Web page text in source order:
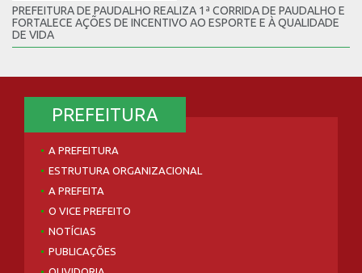
PREFEITURA DE PAUDALHO REALIZA 1ª CORRIDA DE PAUDALHO E
FORTALECE AÇÕES DE INCENTIVO AO ESPORTE E À QUALIDADE
DE VIDA
PREFEITURA
A PREFEITURA
ESTRUTURA ORGANIZACIONAL
A PREFEITA
O VICE PREFEITO
NOTÍCIAS
PUBLICAÇÕES